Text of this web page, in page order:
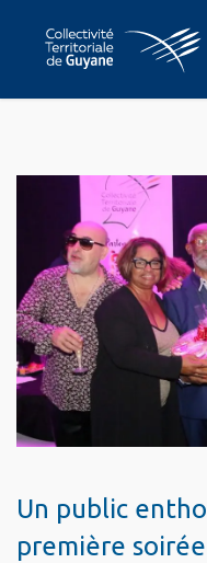
Un public
première soirée